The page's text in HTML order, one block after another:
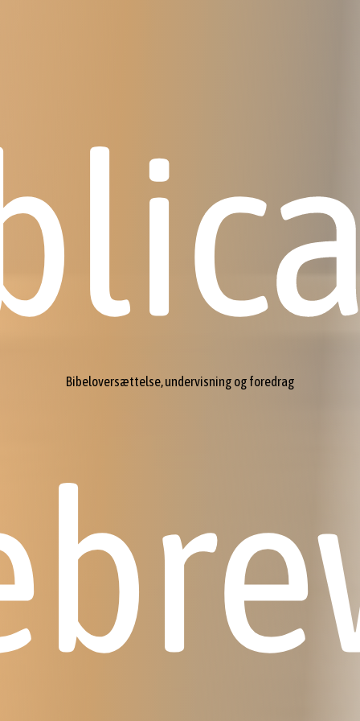
Bibeloversættelse, undervisning og foredrag